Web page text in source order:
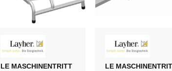
LE MASCHINENTRITT
LE